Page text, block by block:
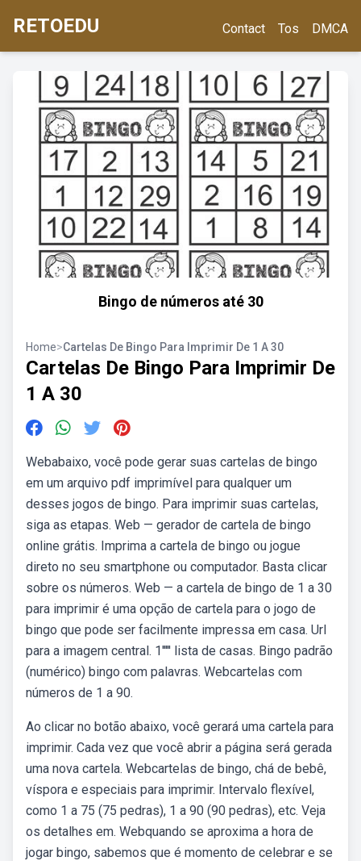
RETOEDU Contact Tos DMCA
Bingo de números até 30
Home>Cartelas De Bingo Para Imprimir De 1 A 30
Cartelas De Bingo Para Imprimir De
1 A 30
Webabaixo, você pode gerar suas cartelas de bingo
em um arquivo pdf imprimível para qualquer um
desses jogos de bingo. Para imprimir suas cartelas,
siga as etapas. Web — gerador de cartela de bingo
online grátis. Imprima a cartela de bingo ou jogue
direto no seu smartphone ou computador. Basta clicar
sobre os números. Web — a cartela de bingo de 1 a 30
para imprimir é uma opção de cartela para o jogo de
bingo que pode ser facilmente impressa em casa. Url
para a imagem central. 1''''' lista de casas. Bingo padrão
(numérico) bingo com palavras. Webcartelas com
números de 1 a 90.
Ao clicar no botão abaixo, você gerará uma cartela para
imprimir. Cada vez que você abrir a página será gerada
uma nova cartela. Webcartelas de bingo, chá de bebê,
víspora e especiais para imprimir. Intervalo flexível,
como 1 a 75 (75 pedras), 1 a 90 (90 pedras), etc. Veja
os detalhes em. Webquando se aproxima a hora de
jogar bingo, sabemos que é momento de celebrar e se